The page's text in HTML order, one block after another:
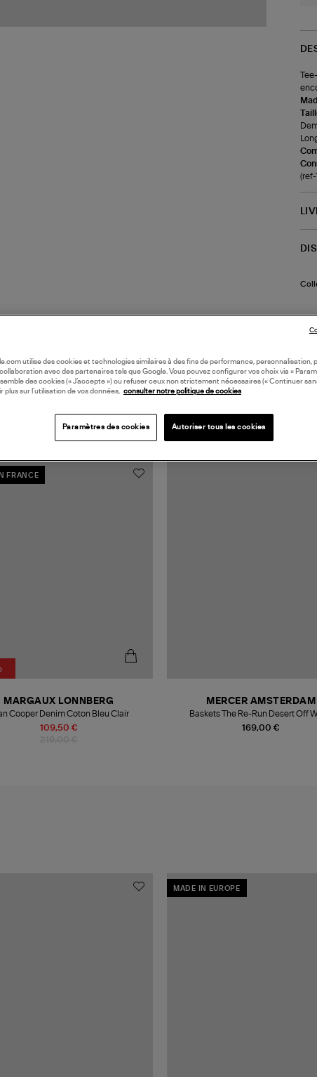
FRANCE
109,50 €
MARGAUX LONNBERG
Cooper Denim Coton Bleu Clair
169,00 €
MERCER AMSTERDAM
Baskets The Re-Run Desert Off
MADE IN EUROPE
utilise des cookies et technologies similaires à des fins de performance, personnalisation,
avec des partenaires tels que Google. Vous pouvez configurer vos choix via «
des cookies (« J’accepte ») ou refuser ceux non strictement nécessaires (« Continuer
plus sur l’utilisation de vos données, consulter notre politique de cookies
Paramètres des cookies Autoriser tous les cookies